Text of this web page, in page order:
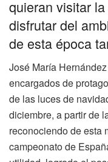
quieran visitar
disfrutar del
de esta época
José María
encargados de
de las luces de
diciembre, a partir de
reconociendo de esta
campeonato de